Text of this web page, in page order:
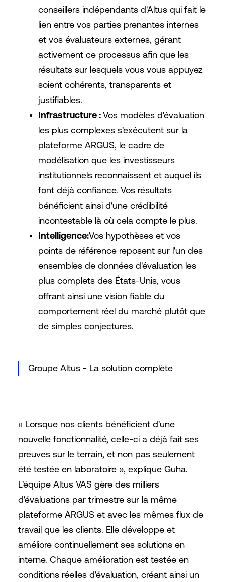
conseillers indépendants d'Altus qui fait le
lien entre vos parties prenantes internes
et vos évaluateurs externes, gérant
activement ce processus afin que les
résultats sur lesquels vous vous appuyez
soient cohérents, transparents et
justifiables.
Infrastructure :Vos modèles d'évaluation
les plus complexes s'exécutent sur la
plateforme ARGUS, le cadre de
modélisation que les investisseurs
institutionnels reconnaissent et auquel ils
font déjà confiance. Vos résultats
bénéficient ainsi d'une crédibilité
incontestable là où cela compte le plus.
Intelligence:Vos hypothèses et vos
points de référence reposent sur l'un des
ensembles de données d'évaluation les
plus complets des États-Unis, vous
offrant ainsi une vision fiable du
comportement réel du marché plutôt que
de simples conjectures.
Groupe Altus - La solution complète
« Lorsque nos clients bénéficient d'une
nouvelle fonctionnalité, celle-ci a déjà fait ses
preuves sur le terrain, et non pas seulement
été testée en laboratoire », explique Guha.
L'équipe Altus VAS gère des milliers
d'évaluations par trimestre sur la même
plateforme ARGUS et avec les mêmes flux de
travail que les clients. Elle développe et
améliore continuellement ses solutions en
interne. Chaque amélioration est testée en
conditions réelles d'évaluation, créant ainsi un